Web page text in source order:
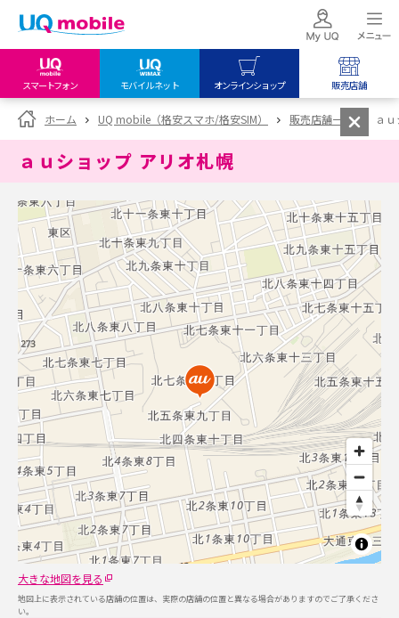
スマートフォン モバイルネット オンラインショップ 販売店舗
my UQ WiMAX
UQ WiMAX ご契約の方
My UQ mobile
UQ mobile
データチャージサイト
UQ mobile
オンラインショップ
UQ WiMAX
UQ mobile
販売店舗
UQ WiMAX
ホーム UQ mobile（格安スマホ/格安SIM） 販売店舗一覧 ａ
ａｕショップ アリオ札幌
大きな地図を見る
地図上に表示されている店舗の位置は、実際の店舗の位置と異なる場合がありますのでご了承くださ
い。